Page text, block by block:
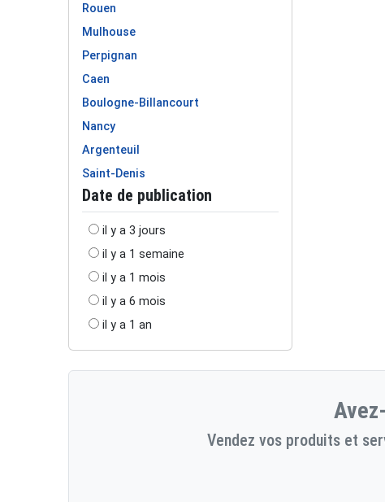
Rouen
Mulhouse
Perpignan
Caen
Boulogne-Billancourt
Nancy
Argenteuil
Saint-Denis
Date de publication
il y a 3 jours
il y a 1 semaine
il y a 1 mois
il y a 6 mois
il y a 1 an
Vendez vos produits et